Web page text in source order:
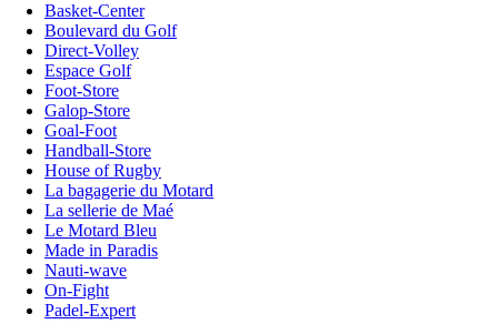
Basket-Center
Boulevard du Golf
Direct-Volley
Espace Golf
Foot-Store
Galop-Store
Goal-Foot
Handball-Store
House of Rugby
La bagagerie du Motard
La sellerie de Maé
Le Motard Bleu
Made in Paradis
Nauti-wave
On-Fight
Padel-Expert